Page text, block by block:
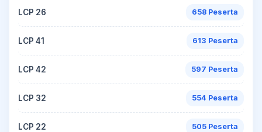
LCP 26 658 Peserta
LCP 41 613 Peserta
LCP 42 597 Peserta
LCP 32 554 Peserta
LCP 22 505 Peserta